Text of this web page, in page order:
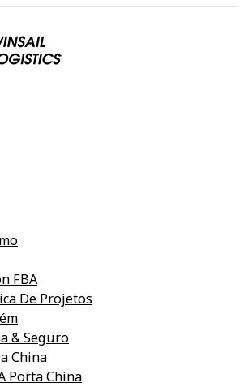
FBA
De Projetos
& Seguro
China
Porta China